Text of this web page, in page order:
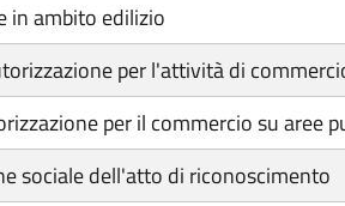
in ambito edilizio
per l'attività di
per il commercio su aree
sociale dell'atto di riconoscimento